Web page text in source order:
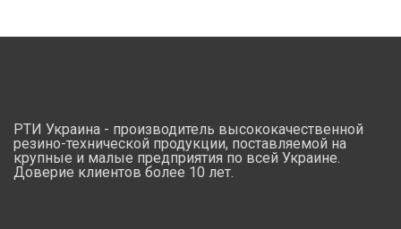
РТИ Украина - производитель высококачественной
резино-технической продукции, поставляемой на
крупные и малые предприятия по всей Украине.
Доверие клиентов более 10 лет.